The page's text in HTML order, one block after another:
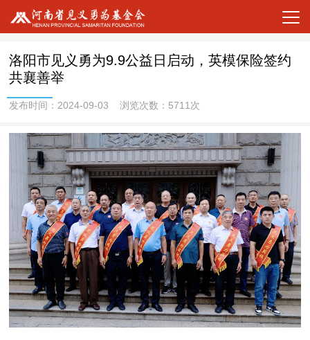
洛阳市见义勇为9.9公益日启动，英模保险签约
共襄善举
发布时间：2024-09-03 浏览次数：5711次